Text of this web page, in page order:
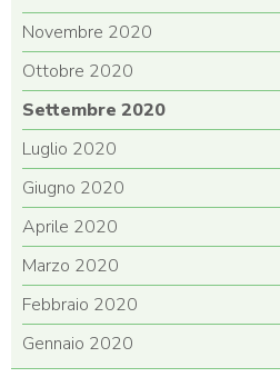
Novembre 2020
Ottobre 2020
Settembre 2020
Luglio 2020
Giugno 2020
Aprile 2020
Marzo 2020
Febbraio 2020
Gennaio 2020